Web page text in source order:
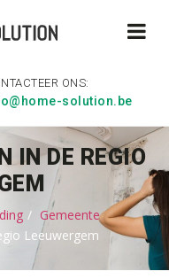
ONS:
solution.be
IN DE REGIO
Gemeente
Leeuwergem